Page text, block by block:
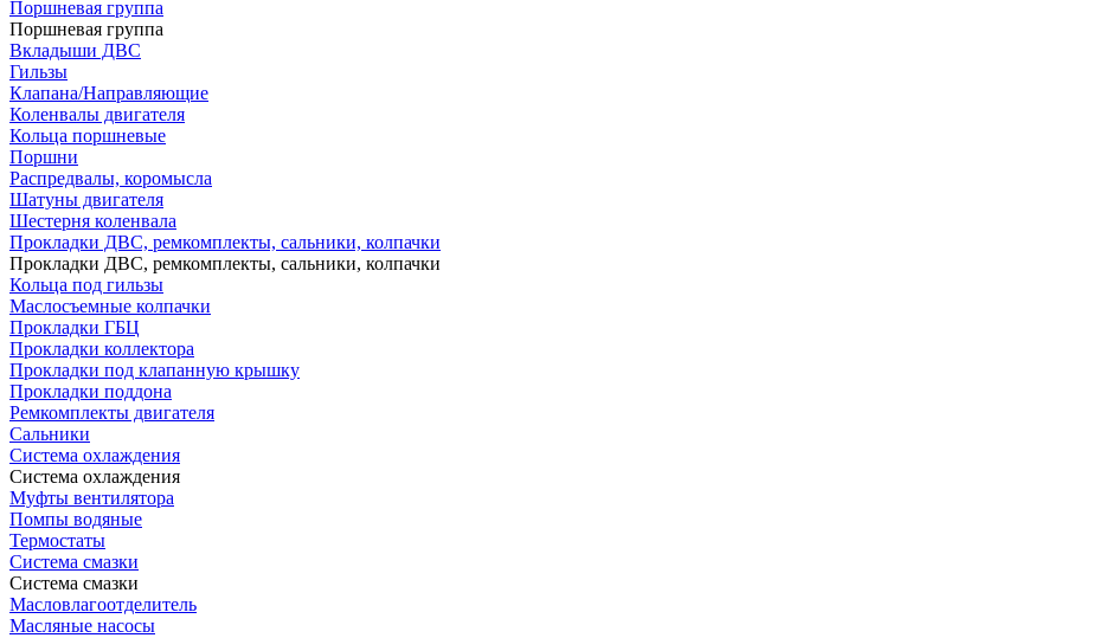
Поршневая группа
Поршневая группа
Вкладыши ДВС
Гильзы
Клапана/Направляющие
Коленвалы двигателя
Кольца поршневые
Поршни
Распредвалы, коромысла
Шатуны двигателя
Шестерня коленвала
Прокладки ДВС, ремкомплекты, сальники, колпачки
Прокладки ДВС, ремкомплекты, сальники, колпачки
Кольца под гильзы
Маслосъемные колпачки
Прокладки ГБЦ
Прокладки коллектора
Прокладки под клапанную крышку
Прокладки поддона
Ремкомплекты двигателя
Сальники
Система охлаждения
Система охлаждения
Муфты вентилятора
Помпы водяные
Термостаты
Система смазки
Система смазки
Масловлагоотделитель
Масляные насосы